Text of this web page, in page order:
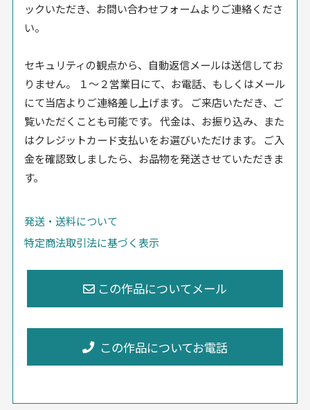
ックいただき、お問い合わせフォームよりご連絡くださ
い。
セキュリティの観点から、自動返信メールは送信してお
りません。 １〜２営業日にて、お電話、もしくはメール
にて当店よりご連絡差し上げます。 ご来店いただき、ご
覧いただくことも可能です。 代金は、お振り込み、また
はクレジットカード支払いをお選びいただけます。 ご入
金を確認致しましたら、お品物を発送させていただきま
す。
発送・送料について
特定商法取引法に基づく表示
この作品についてお電話